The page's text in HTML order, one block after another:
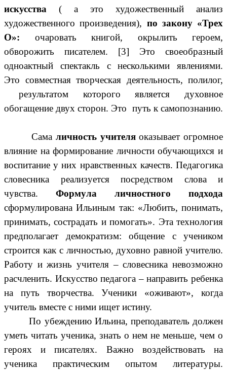
искусства ( а это художественный анализ
художественного произведения), по закону «Трех
О»: очаровать книгой, окрылить героем,
обворожить писателем. [3] Это своеобразный
одноактный спектакль с несколькими явлениями.
Это совместная творческая деятельность, полилог,
результатом которого является духовное
обогащение двух сторон. Это путь к самопознанию.
Сама личность учителяоказывает огромное
влияние на формирование личности обучающихся и
воспитание у них нравственных качеств. Педагогика
словесника реализуется посредством слова и
чувства. Формула личностного подхода
сформулирована Ильиным так: «Любить, понимать,
принимать, сострадать и помогать». Эта технология
предполагает демократизм: общение с учеником
строится как с личностью, духовно равной учителю.
Работу и жизнь учителя – словесника невозможно
расчленить. Искусство педагога – направить ребенка
на путь творчества. Ученики «оживают», когда
учитель вместе с ними ищет истину.
По убеждению Ильина, преподаватель должен
уметь читать ученика, знать о нем не меньше, чем о
героях и писателях. Важно воздействовать на
ученика практическим опытом литературы.